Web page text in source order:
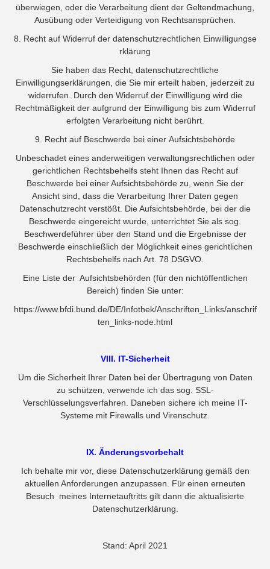
überwiegen, oder die Verarbeitung dient der Geltendmachung,
Ausübung oder Verteidigung von Rechtsansprüchen.
8. Recht auf Widerruf der datenschutzrechtlichen Einwilligungse
rklärung
Sie haben das Recht, datenschutzrechtliche
Einwilligungserklärungen, die Sie mir erteilt haben, jederzeit zu
widerrufen. Durch den Widerruf der Einwilligung wird die
Rechtmäßigkeit der aufgrund der Einwilligung bis zum Widerruf
erfolgten Verarbeitung nicht berührt.
9. Recht auf Beschwerde bei einer Aufsichtsbehörde
Unbeschadet eines anderweitigen verwaltungsrechtlichen oder
gerichtlichen Rechtsbehelfs steht Ihnen das Recht auf
Beschwerde bei einer Aufsichtsbehörde zu, wenn Sie der
Ansicht sind, dass die Verarbeitung Ihrer Daten gegen
Datenschutzrecht verstößt. Die Aufsichtsbehörde, bei der die
Beschwerde eingereicht wurde, unterrichtet Sie als sog.
Beschwerdeführer über den Stand und die Ergebnisse der
Beschwerde einschließlich der Möglichkeit eines gerichtlichen
Rechtsbehelfs nach Art. 78 DSGVO.
Eine Liste der Aufsichtsbehörden (für den nichtöffentlichen
Bereich) finden Sie unter:
https://www.bfdi.bund.de/DE/Infothek/Anschriften_Links/anschrif
ten_links-node.html
VIII. IT-Sicherheit
Um die Sicherheit Ihrer Daten bei der Übertragung von Daten
zu schützen, verwende ich das sog. SSL-
Verschlüsselungsverfahren. Daneben sichere ich meine IT-
Systeme mit Firewalls und Virenschutz.
IX. Änderungsvorbehalt
Ich behalte mir vor, diese Datenschutzerklärung gemäß den
aktuellen Anforderungen anzupassen. Für einen erneuten
Besuch meines Internetauftritts gilt dann die aktualisierte
Datenschutzerklärung.
Stand: April 2021